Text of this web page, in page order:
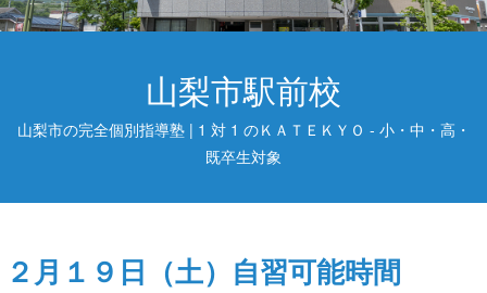
山梨市駅前校
山梨市の完全個別指導塾 | 1 対 1 のＫＡＴＥＫＹＯ - 小・中・高・
既卒生対象
２月１９日（土）自習可能時間